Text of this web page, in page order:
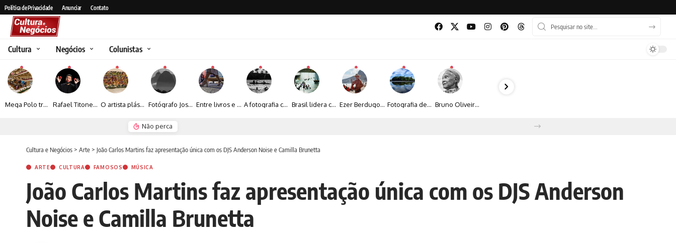
Política de Privacidade Anunciar Contato
Cultura Negócios Colunistas
Mega Polo transforma lançamento de coleção em plataforma nacional de negócios e projeta crescimento de mais de 15% Rafael Titonelly leva magia e acolhimento a crianças em tratamento oncológico em Juiz de Fora O artista plástico Jorge Luiz transforma sustentabilidade e criatividade em arte contemporânea Fotógrafo José Roberto apresenta um olhar sensível sobre arquitetura, formas e luz na fotografia Entre livros e fotografia autoral, Sebastião Reis consolida uma trajetória marcada pelo olhar artístico A fotografia contemporânea de Cynthia Feyh Jappur entre luz, movimento e arte Brasil lidera crescimento entre os 15 maiores mercados globais de viagens corporativas Ezer Berdugo transforma experiências multiculturais e memórias em narrativas visuais por meio da fotografia Fotografia de Fátima Carlini transforma paisagens naturais em experiências de contemplação Bruno Oliveira retrata o cotidiano urbano por meio da fotografia em preto e branco
Não perca
Cultura e Negócios > Arte > João Carlos Martins faz apresentação única com os DJS Anderson Noise e Camilla Brunetta
ARTE CULTURA FAMOSOS MÚSICA
João Carlos Martins faz apresentação única com os DJS Anderson
Noise e Camilla Brunetta